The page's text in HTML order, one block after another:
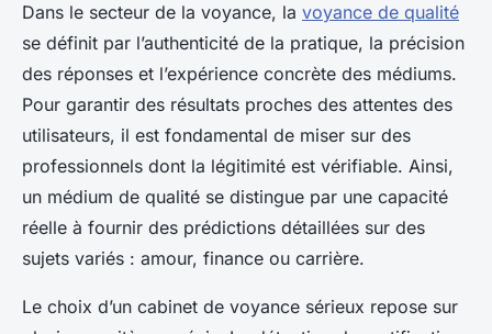
Dans le secteur de la voyance, la voyance de qualité
se définit par l’authenticité de la pratique, la précision
des réponses et l’expérience concrète des médiums.
Pour garantir des résultats proches des attentes des
utilisateurs, il est fondamental de miser sur des
professionnels dont la légitimité est vérifiable. Ainsi,
un médium de qualité se distingue par une capacité
réelle à fournir des prédictions détaillées sur des
sujets variés : amour, finance ou carrière.
Le choix d’un cabinet de voyance sérieux repose sur